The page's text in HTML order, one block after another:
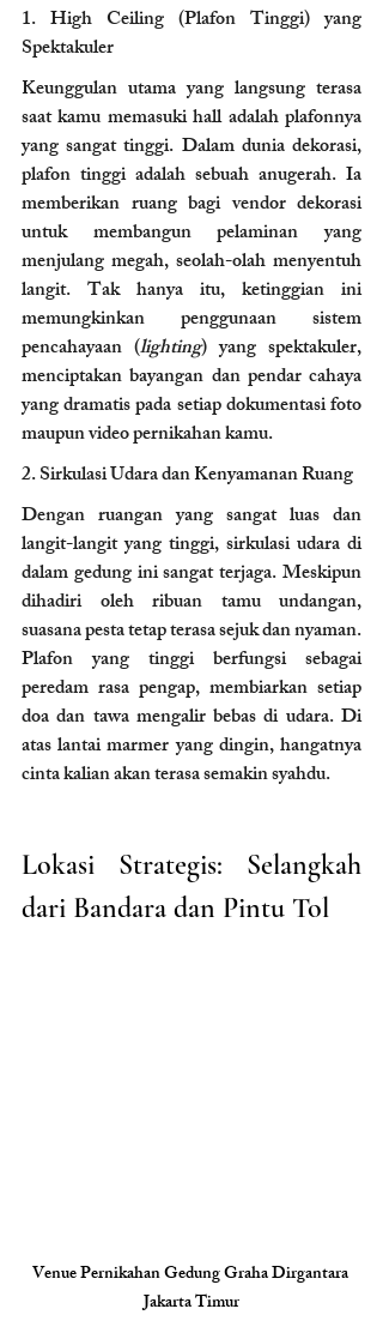
1. High Ceiling (Plafon Tinggi) yang
Spektakuler
Keunggulan utama yang langsung terasa
saat kamu memasuki hall adalah plafonnya
yang sangat tinggi. Dalam dunia dekorasi,
plafon tinggi adalah sebuah anugerah. Ia
memberikan ruang bagi vendor dekorasi
untuk membangun pelaminan yang
menjulang megah, seolah-olah menyentuh
langit. Tak hanya itu, ketinggian ini
memungkinkan penggunaan sistem
pencahayaan (lighting) yang spektakuler,
menciptakan bayangan dan pendar cahaya
yang dramatis pada setiap dokumentasi foto
maupun video pernikahan kamu.
2. Sirkulasi Udara dan Kenyamanan Ruang
Dengan ruangan yang sangat luas dan
langit-langit yang tinggi, sirkulasi udara di
dalam gedung ini sangat terjaga. Meskipun
dihadiri oleh ribuan tamu undangan,
suasana pesta tetap terasa sejuk dan nyaman.
Plafon yang tinggi berfungsi sebagai
peredam rasa pengap, membiarkan setiap
doa dan tawa mengalir bebas di udara. Di
atas lantai marmer yang dingin, hangatnya
cinta kalian akan terasa semakin syahdu.
Lokasi Strategis: Selangkah
dari Bandara dan Pintu Tol
Venue Pernikahan Gedung Graha Dirgantara
Jakarta Timur